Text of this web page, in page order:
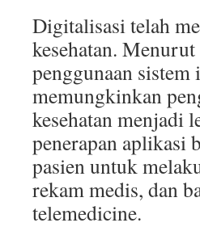
Digitalisasi telah
kesehatan.
penggunaan
memungkinkan
kesehatan menjadi
penerapan aplikasi
pasien untuk
rekam medis, dan
telemedicine.